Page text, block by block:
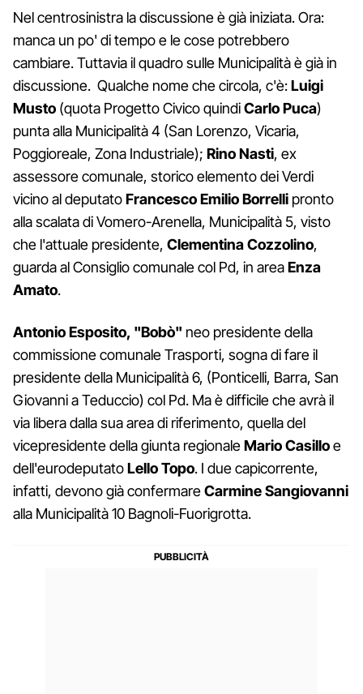
Nel centrosinistra la discussione è già iniziata. Ora:
manca un po' di tempo e le cose potrebbero
cambiare. Tuttavia il quadro sulle Municipalità è già in
discussione. Qualche nome che circola, c'è:Luigi
Musto (quota Progetto Civico quindiCarlo Puca)
punta alla Municipalità 4 (San Lorenzo, Vicaria,
Poggioreale, Zona Industriale); Rino Nasti, ex
assessore comunale, storico elemento dei Verdi
vicino al deputatoFrancesco Emilio Borrelli pronto
alla scalata di Vomero-Arenella, Municipalità 5, visto
che l'attuale presidente, Clementina Cozzolino,
guarda al Consiglio comunale col Pd, in areaEnza
Amato.
Antonio Esposito, "Bobò" neo presidente della
commissione comunale Trasporti, sogna di fare il
presidente della Municipalità 6, (Ponticelli, Barra, San
Giovanni a Teduccio) col Pd. Ma è difficile che avrà il
via libera dalla sua area di riferimento, quella del
vicepresidente della giunta regionaleMario Casilloe
dell'eurodeputatoLello Topo. I due capicorrente,
infatti, devono già confermareCarmine Sangiovanni
alla Municipalità 10 Bagnoli-Fuorigrotta.